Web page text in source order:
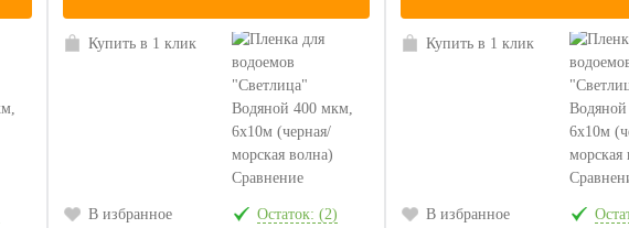
Купить в 1 клик
Сравнение
В избранное Остаток: (2)
Купить в 1 клик
В избранное